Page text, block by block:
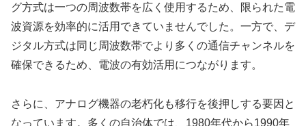
グ方式は一つの周波数帯を広く使用するため、限られた電
波資源を効率的に活用できていませんでした。一方で、デ
ジタル方式は同じ周波数帯でより多くの通信チャンネルを
確保できるため、電波の有効活用につながります。
さらに、アナログ機器の老朽化も移行を後押しする要因と
なっています。多くの自治体では、1980年代から1990年